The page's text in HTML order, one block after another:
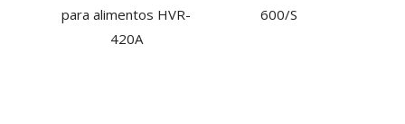
para alimentos HVR-
420A
600/S